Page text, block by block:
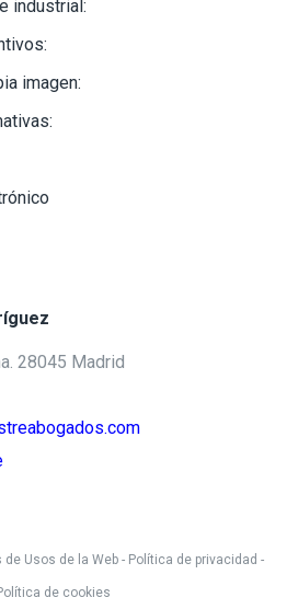
industrial:
imagen:
28045 Madrid
Usos de la Web- Política de privacidad -
de cookies